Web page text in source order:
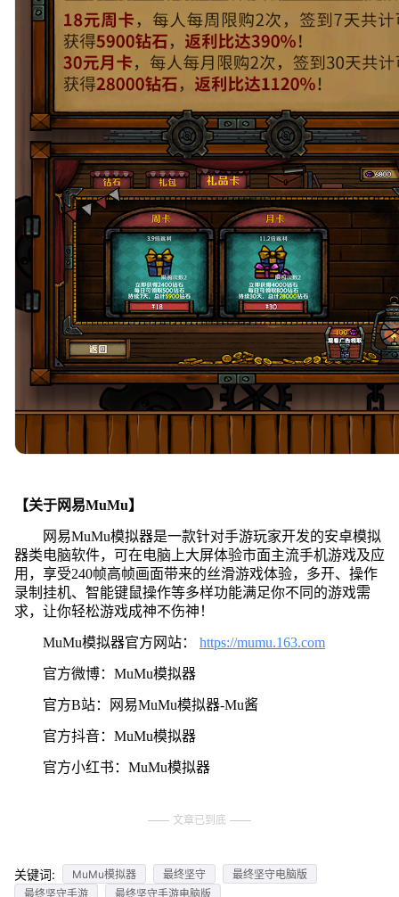
【关于网易MuMu】
网易MuMu模拟器是一款针对手游玩家开发的安卓模拟
器类电脑软件，可在电脑上大屏体验市面主流手机游戏及应
用，享受240帧高帧画面带来的丝滑游戏体验，多开、操作
录制挂机、智能键鼠操作等多样功能满足你不同的游戏需
求，让你轻松游戏成神不伤神！
MuMu模拟器官方网站： https://mumu.163.com
官方微博：MuMu模拟器
官方B站：网易MuMu模拟器-Mu酱
官方抖音：MuMu模拟器
官方小红书：MuMu模拟器
文章已到底
关键词: MuMu模拟器 最终坚守
最终坚守电脑版
最终坚守手游
最终坚守手游电脑版